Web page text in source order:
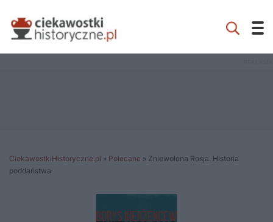
CiekawostkiHistoryczne.pl » Polecane » Zniewolona Rosja. Historia
poddaństwa